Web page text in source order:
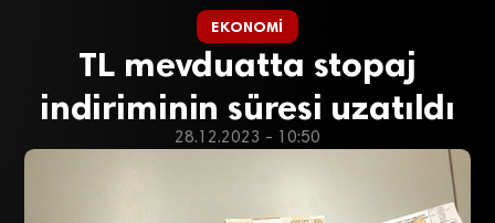
EKONOMI
TL mevduatta stopaj
indiriminin süresi uzatıldı
28.12.2023 - 10:50